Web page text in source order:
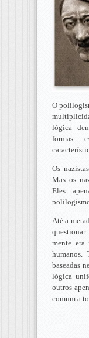
O
lógica
formas
Os
Mas os
Eles
Até a
mente era
humanos.
baseadas
lógica
outros
comum a